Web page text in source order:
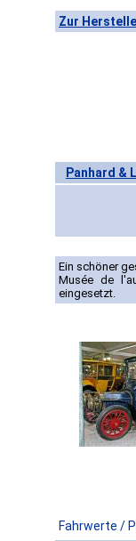
Zur
Panhard &
Ein schöner
Musée de
eingesetzt.
Fahrwerte /